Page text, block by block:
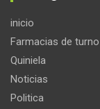
inicio
Farmacias de turno
Quiniela
Noticias
Politica